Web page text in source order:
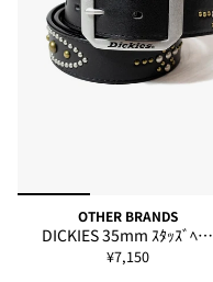
OTHER BRANDS
DICKIES 35mm ｽﾀｯｽﾞﾍ…
¥7,150